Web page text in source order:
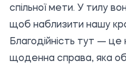
спільної мети. У тилу
щоб наблизити нашу
Благодійність тут —
щоденна справа, яка